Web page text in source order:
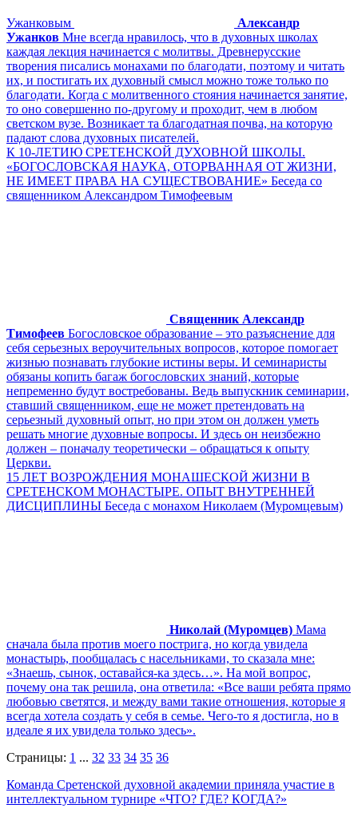
Ужанковым
Александр
Ужанков Мне всегда нравилось, что в духовных школах
каждая лекция начинается с молитвы. Древнерусские
творения писались монахами по благодати, поэтому и читать
их, и постигать их духовный смысл можно тоже только по
благодати. Когда с молитвенного стояния начинается занятие,
то оно совершенно по-другому и проходит, чем в любом
светском вузе. Возникает та благодатная почва, на которую
падают слова духовных писателей.
К 10-ЛЕТИЮ СРЕТЕНСКОЙ ДУХОВНОЙ ШКОЛЫ.
«БОГОСЛОВСКАЯ НАУКА, ОТОРВАННАЯ ОТ ЖИЗНИ,
НЕ ИМЕЕТ ПРАВА НА СУЩЕСТВОВАНИЕ» Беседа со
священником Александром Тимофеевым
Священник Александр
Тимофеев Богословское образование – это разъяснение для
себя серьезных вероучительных вопросов, которое помогает
жизнью познавать глубокие истины веры. И семинаристы
обязаны копить багаж богословских знаний, которые
непременно будут востребованы. Ведь выпускник семинарии,
ставший священником, еще не может претендовать на
серьезный духовный опыт, но при этом он должен уметь
решать многие духовные вопросы. И здесь он неизбежно
должен – поначалу теоретически – обращаться к опыту
Церкви.
15 ЛЕТ ВОЗРОЖДЕНИЯ МОНАШЕСКОЙ ЖИЗНИ В
СРЕТЕНСКОМ МОНАСТЫРЕ. ОПЫТ ВНУТРЕННЕЙ
ДИСЦИПЛИНЫ Беседа с монахом Николаем (Муромцевым)
Николай (Муромцев) Мама
сначала была против моего пострига, но когда увидела
монастырь, пообщалась с насельниками, то сказала мне:
«Знаешь, сынок, оставайся-ка здесь…». На мой вопрос,
почему она так решила, она ответила: «Все ваши ребята прямо
любовью светятся, и между вами такие отношения, которые я
всегда хотела создать у себя в семье. Чего-то я достигла, но в
идеале я их увидела только здесь».
Страницы: 1 ... 32 33 34 35 36
Команда Сретенской духовной академии приняла участие в
интеллектуальном турнире «ЧТО? ГДЕ? КОГДА?»